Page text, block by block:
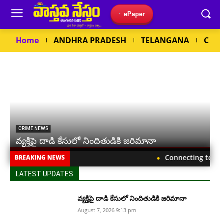
ePaper
Home ANDHRA PRADESH TELANGANA
CRIME NEWS
వ్యక్తిపై దాడి కేసులో నిందితుడికి జరిమానా
BREAKING NEWS Connecting to
LATEST UPDATES
వ్యక్తిపై దాడి కేసులో నిందితుడికి జరిమానా
August 7, 2026 9:13 pm